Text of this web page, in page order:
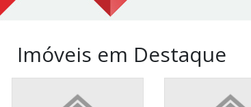
Imóveis em Destaque